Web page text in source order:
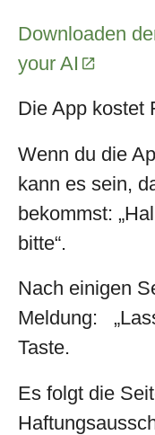
Downloaden
your AI
Die App kostet
Wenn du die
kann es sein,
bekommst:
bitte“.
Nach einigen
Meldung:
Taste.
Es folgt die